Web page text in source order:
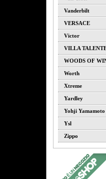
Vanderbilt
VERSACE
Victor
VILLA
WOODS OF
Worth
Xtreme
Yardley
Yohji Yamamoto
Ysl
Zippo